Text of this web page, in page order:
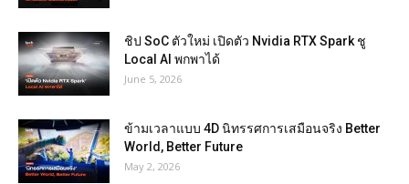
ชิป SoC ตัวใหม่ เปิดตัว Nvidia RTX Spark ชู
Local AI พกพาได้
June 5, 2026
ข้ามเวลาแบบ 4D นิทรรศการเสมือนจริง Better
World, Better Future
May 2, 2026